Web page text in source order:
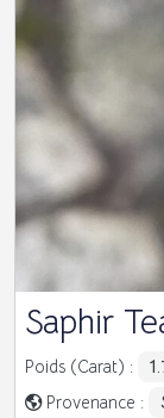
Saphir
Poids (Carat) :
Provenance :